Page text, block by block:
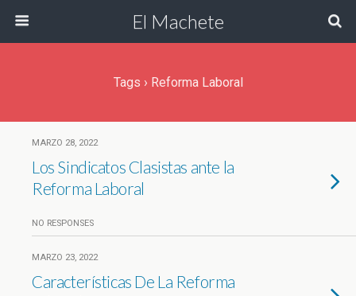
El Machete
Tags › Reforma Laboral
MARZO 28, 2022
Los Sindicatos Clasistas ante la
Reforma Laboral
NO RESPONSES
MARZO 23, 2022
Características De La Reforma